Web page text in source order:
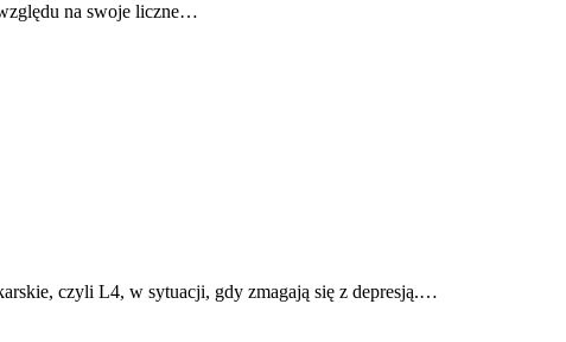
na swoje liczne…
czyli L4, w sytuacji, gdy zmagają się z depresją.…